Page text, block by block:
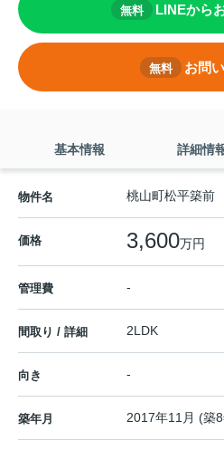
無料 LINEから
無料 お問
基本情報 詳細情
物件名 桃山町松平築前
価格 3,600万円
管理費 -
間取り / 詳細 2LDK
向き -
築年月 2017年11月 (築